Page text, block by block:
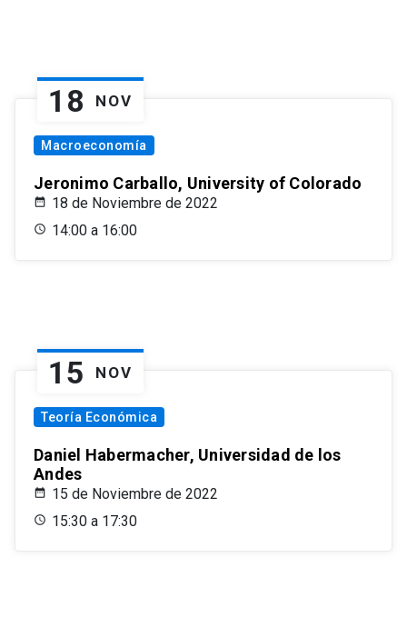
18 NOV
Macroeconomía
Jeronimo Carballo, University of Colorado
18 de Noviembre de 2022
14:00 a 16:00
15 NOV
Teoría Económica
Daniel Habermacher, Universidad de los
Andes
15 de Noviembre de 2022
15:30 a 17:30